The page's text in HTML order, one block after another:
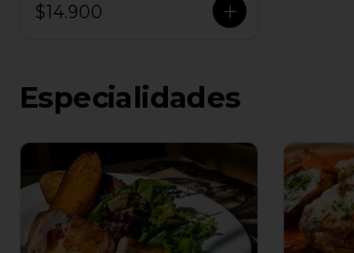
$14.900
Especialidades